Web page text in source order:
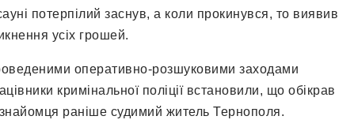
потерпілий заснув, а коли прокинувся, то виявив
усіх грошей.
оперативно-розшуковими заходами
кримінальної поліції встановили, що обікрав
раніше судимий житель Тернополя.